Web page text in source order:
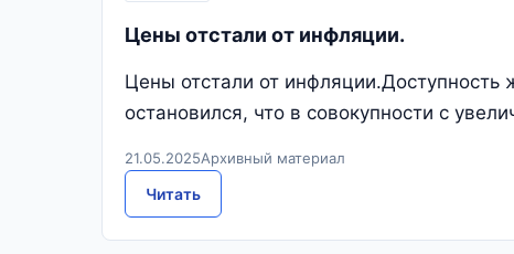
Цены отстали от инфляции.
Цены отстали от
остановился, что в совокупности с
21.05.2025Архивный материал
Читать